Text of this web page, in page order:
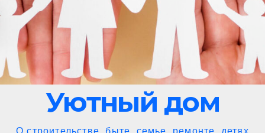
Уютный дом
О строительстве, быте, семье, ремонте, детях